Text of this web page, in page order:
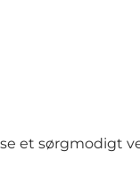
et sørgmodigt